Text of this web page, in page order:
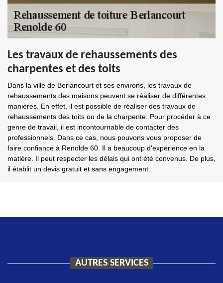
Les travaux de rehaussements des
charpentes et des toits
Dans la ville de Berlancourt et ses environs, les travaux de
rehaussements des maisons peuvent se réaliser de différentes
manières. En effet, il est possible de réaliser des travaux de
rehaussements des toits ou de la charpente. Pour procéder à ce
genre de travail, il est incontournable de contacter des
professionnels. Dans ce cas, nous pouvons vous proposer de
faire confiance à Renolde 60. Il a beaucoup d'expérience en la
matière. Il peut respecter les délais qui ont été convenus. De plus,
il établit un devis gratuit et sans engagement.
AUTRES SERVICES